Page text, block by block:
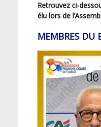
Retrouvez ci-dessous les membres du Conseil d’Administration de la Ligue Bourgogne-Franche-Comté de Football pour la mandature 2024-2028
élu lors de
MEMBRES DU